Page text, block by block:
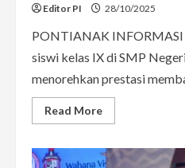
Editor PI 28/10/2025
PONTIANAK INFORMASI
siswi kelas IX di SMP
menorehkan prestasi
Read MoreRead
more
Bangga!
Sada,